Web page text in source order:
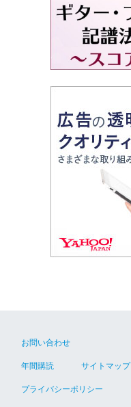
お問い合わせ
年間購読 サイトマップ
プライバシーポリシー